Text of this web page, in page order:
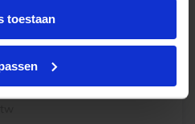
toestaan
excl. btw